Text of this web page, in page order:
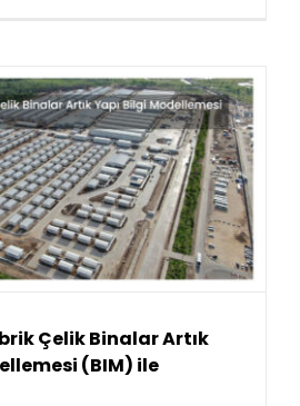
Çelik Binalar Artık
(BIM) ile